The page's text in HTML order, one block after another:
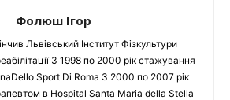
Фолюш Ігор
Львівський Інститут Фізкультури
З 1998 по 2000 рік стажування
Sport Di Roma З 2000 по 2007 рік
в Hospital Santa Maria della Stella